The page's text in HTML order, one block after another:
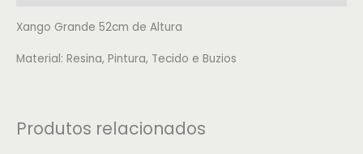
Xango Grande 52cm de Altura
Material: Resina, Pintura, Tecido e Buzios
Produtos relacionados